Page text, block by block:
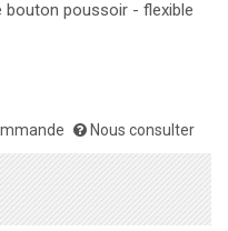
bouton poussoir - flexible
Nous consulter